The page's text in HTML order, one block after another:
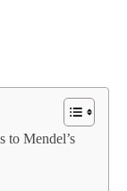
to Mendel’s